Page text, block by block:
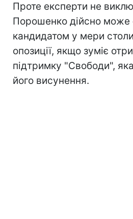
Проте експерти не
Порошенко дійсно може
кандидатом у мери
опозиції, якщо зуміє
підтримку "Свободи",
його висунення.